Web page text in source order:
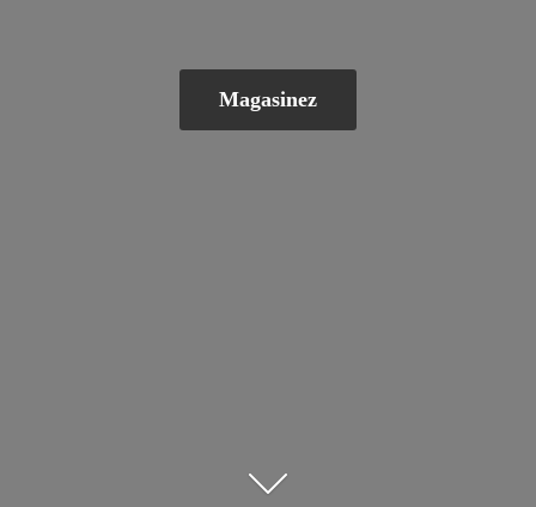
Magasinez